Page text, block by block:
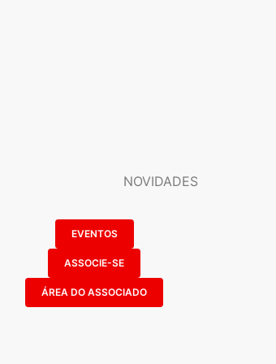
NOVIDADES
EVENTOS
ASSOCIE-SE
ÁREA DO ASSOCIADO